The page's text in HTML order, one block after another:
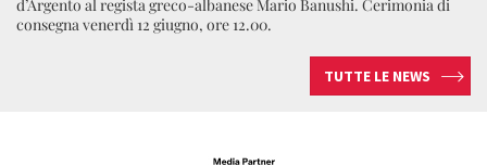
d’Argento al regista greco-albanese Mario Banushi. Cerimonia di
consegna venerdì 12 giugno, ore 12.00.
TUTTE LE NEWS